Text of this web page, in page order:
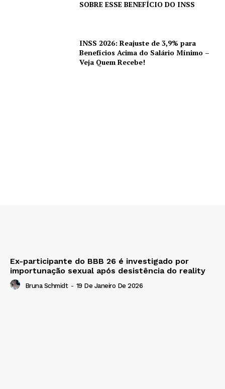
SOBRE ESSE BENEFÍCIO DO INSS
INSS 2026: Reajuste de 3,9% para
Benefícios Acima do Salário Mínimo –
Veja Quem Recebe!
Ex-participante do BBB 26 é investigado por
importunação sexual após desistência do reality
Bruna Schmidt - 19 De Janeiro De 2026